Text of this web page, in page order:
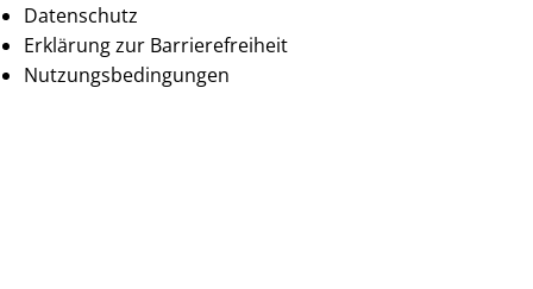
Datenschutz
Erklärung zur Barrierefreiheit
Nutzungsbedingungen